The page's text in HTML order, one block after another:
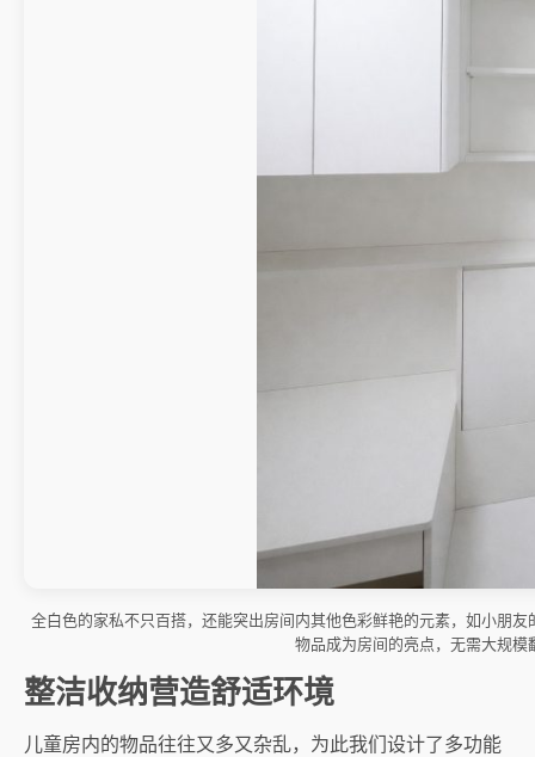
全白色的家私不只百搭，还能突出房间内其他色彩鲜艳的元素，如小朋
物品成为房间的亮点，无需大规
整洁收纳营造舒适环境
儿童房内的物品往往又多又杂乱，为此我们设计了多功能